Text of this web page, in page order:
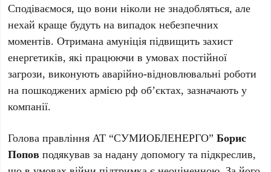
Сподіваємося, що вони ніколи не знадобляться, але
нехай краще будуть на випадок небезпечних
моментів. Отримана амуніція підвищить захист
енергетиків, які працюючи в умовах постійної
загрози, виконують аварійно-відновлювальні роботи
на пошкоджених армією рф об’єктах, зазначають у
компанії.
Голова правління АТ “СУМИОБЛЕНЕРГО”Борис
Попов подякував за надану допомогу та підкреслив,